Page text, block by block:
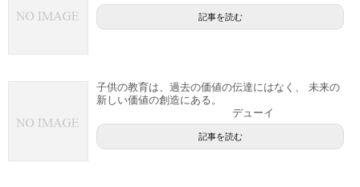
記事を読む
子供の教育は、過去の価値の伝達にはなく、 未来の
新しい価値の創造にある。
デューイ
記事を読む